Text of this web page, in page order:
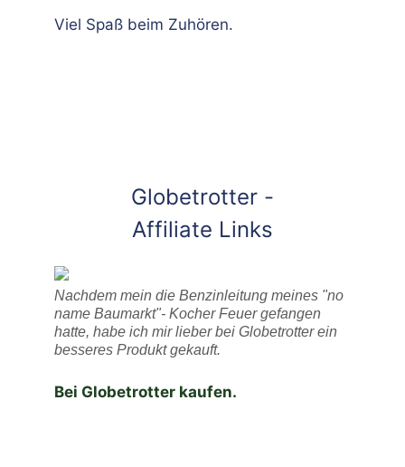
Viel Spaß beim Zuhören.
Globetrotter -
Affiliate Links
Nachdem mein die Benzinleitung meines "no
name Baumarkt"- Kocher Feuer gefangen
hatte, habe ich mir lieber bei Globetrotter ein
besseres Produkt gekauft.
Bei Globetrotter kaufen.